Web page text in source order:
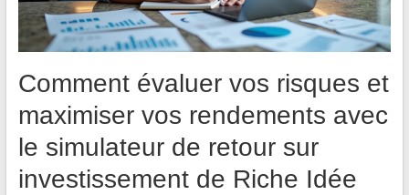
Comment évaluer vos risques et
maximiser vos rendements avec
le simulateur de retour sur
investissement de Riche Idée